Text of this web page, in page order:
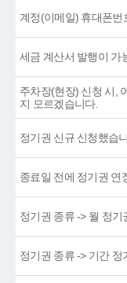
계정(이메일) 휴대폰번
세금 계산서 발행이 가
주차장(현장) 신청 시,
지 모르겠습니다.
정기권 신규 신청했습
종료일 전에 정기권 연
정기권 종류 -> 월 정
정기권 종류 -> 기간